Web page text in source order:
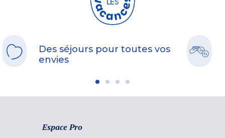
Des séjours pour toutes vos
envies
Espace Pro